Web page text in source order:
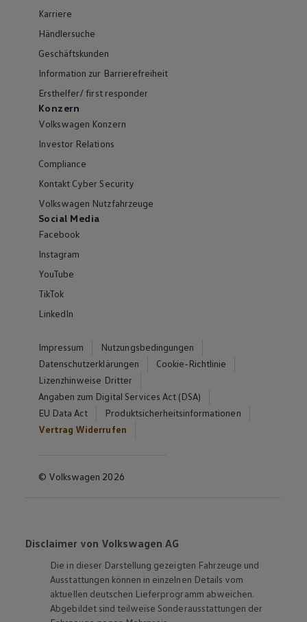
Karriere
Händlersuche
Geschäftskunden
Information zur Barrierefreiheit
Ersthelfer/ first responder
Konzern
Volkswagen Konzern
Investor Relations
Compliance
Kontakt Cyber Security
Volkswagen Nutzfahrzeuge
Social Media
Facebook
Instagram
YouTube
TikTok
LinkedIn
Impressum
Nutzungsbedingungen
Datenschutzerklärungen
Cookie-Richtlinie
Lizenzhinweise Dritter
Angaben zum Digital Services Act (DSA)
EU Data Act
Produktsicherheitsinformationen
Vertrag Widerrufen
© Volkswagen 2026
Disclaimer von Volkswagen AG
Die in dieser Darstellung gezeigten Fahrzeuge und
Ausstattungen können in einzelnen Details vom
aktuellen deutschen Lieferprogramm abweichen.
Abgebildet sind teilweise Sonderausstattungen der